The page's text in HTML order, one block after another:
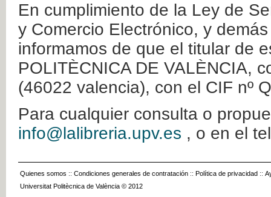
En cumplimiento de la Ley de
y Comercio Electrónico, y
informamos de que el titular de
POLITÈCNICA DE VALÈNCIA,
(46022 valencia), con el CIF nº
Para cualquier consulta o
info@lalibreria.upv.es , o en el
Quienes somos :: Condiciones generales de contratación :: Política de privacidad ::
Universitat Politècnica de València © 2012